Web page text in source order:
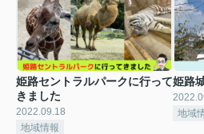
姫路セントラルパークに行って
きました
2022.09.18
地域情報
姫路
地域